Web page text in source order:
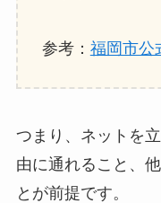
参考： 福岡市公
つまり、ネットを
由に通れること、
とが前提です。